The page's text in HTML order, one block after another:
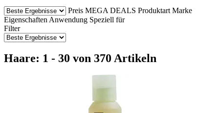
Preis MEGA DEALS Produktart Marke
Eigenschaften Anwendung Speziell für
Filter
Haare: 1 - 30 von 370 Artikeln